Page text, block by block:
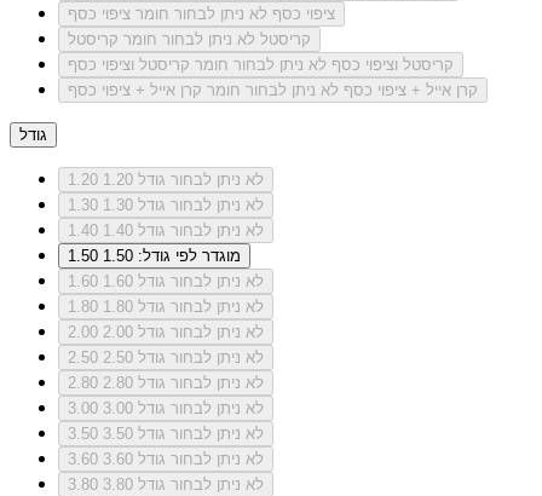
ציפוי כסף לא ניתן לבחור חומר ציפוי כסף
קריסטל לא ניתן לבחור חומר קריסטל
קריסטל וציפוי כסף לא ניתן לבחור חומר קריסטל וציפוי כסף
קרן אייל + ציפוי כסף לא ניתן לבחור חומר קרן אייל + ציפוי כסף
גודל
1.20
לא ניתן לבחור גודל 1.20
1.30
לא ניתן לבחור גודל 1.30
1.40
לא ניתן לבחור גודל 1.40
1.50
מוגדר לפי גודל: 1.50
1.60
לא ניתן לבחור גודל 1.60
1.80
לא ניתן לבחור גודל 1.80
2.00
לא ניתן לבחור גודל 2.00
2.50
לא ניתן לבחור גודל 2.50
2.80
לא ניתן לבחור גודל 2.80
3.00
לא ניתן לבחור גודל 3.00
3.50
לא ניתן לבחור גודל 3.50
3.60
לא ניתן לבחור גודל 3.60
3.80
לא ניתן לבחור גודל 3.80